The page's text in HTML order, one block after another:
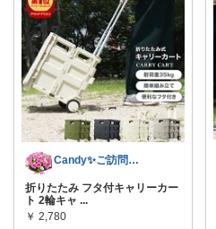
Candy✨ご訪問・経由購入に日々感謝✨
折りたたみ フタ付キャリーカー
ト 2輪キャ ...
￥ 2,780